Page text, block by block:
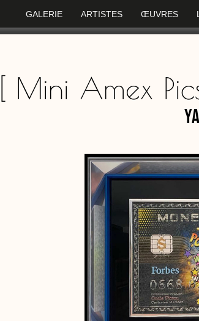
GALERIE ARTISTES ŒUVRES
[Mini Amex